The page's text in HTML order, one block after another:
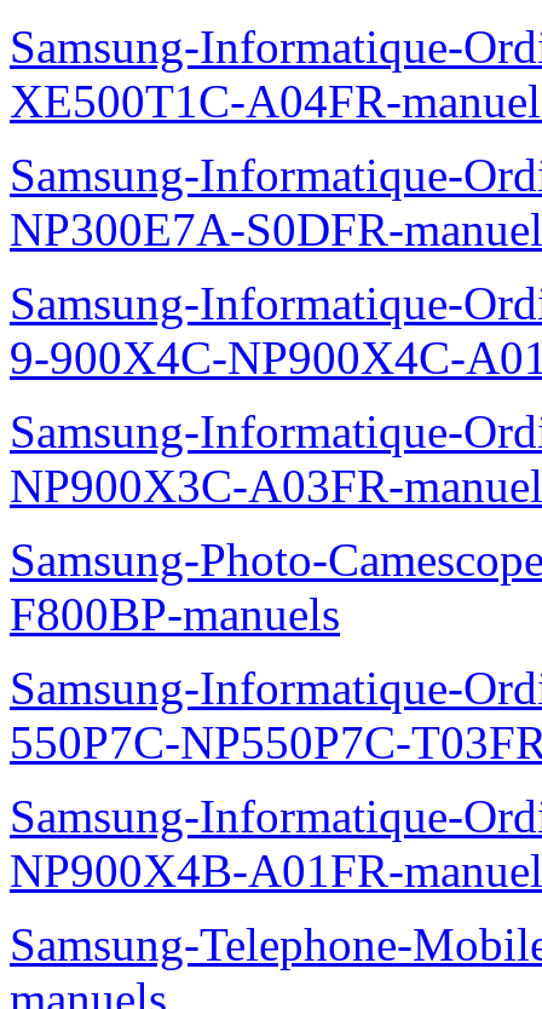
Samsung-Informatique-
XE500T1C-A04FR-
Samsung-Informatique-
NP300E7A-S0DFR-
Samsung-Informatique-
9-900X4C-NP900X4C-
Samsung-Informatique-
NP900X3C-A03FR-
Samsung-Photo-
F800BP-manuels
Samsung-Informatique-
550P7C-NP550P7C-
Samsung-Informatique-
NP900X4B-A01FR-
Samsung-Telephone-